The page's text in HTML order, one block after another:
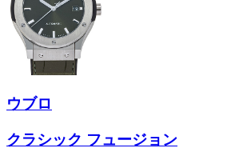
ウブロ
クラシック フュージョン